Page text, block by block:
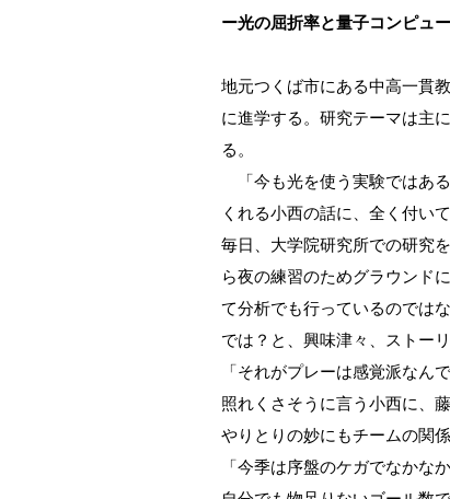
ー光の屈折率と量子コンピュ
地元つくば市にある中高一貫
に進学する。研究テーマは主
る。
「今も光を使う実験ではあ
くれる小西の話に、全く付い
毎日、大学院研究所での研究
ら夜の練習のためグラウンド
て分析でも行っているのでは
では？と、興味津々、ストー
「それがプレーは感覚派なん
照れくさそうに言う小西に、
やりとりの妙にもチームの関
「今季は序盤のケガでなかな